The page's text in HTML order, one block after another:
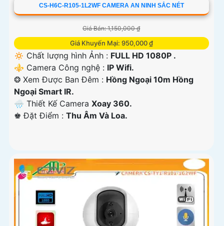
CS-H6C-R105-1L2WF CAMERA AN NINH SẮC NÉT
Giá Bán: 1,150,000 ₫
Giá Khuyến Mại: 950,000 ₫
🔅 Chất lượng hình Ảnh : FULL HD 1080P .
⚜️ Camera Công nghệ : IP Wifi.
❂ Xem Được Ban Đêm : Hồng Ngoại 10m Hồng
Ngoại Smart IR.
🌧️ Thiết Kế Camera Xoay 360.
️♚ Đặt Điểm : Thu Âm Và Loa.